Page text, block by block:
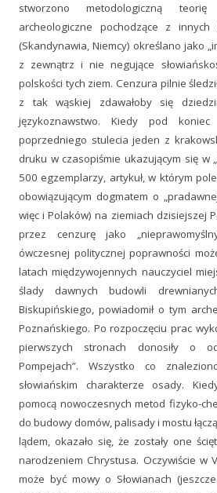
stworzono metodologiczną teorię
archeologiczne pochodzące z innych
(Skandynawia, Niemcy) określano jako
z zewnątrz i nie negujące
polskości tych ziem. Cenzura pilnie
z tak wąskiej zdawałoby się
językoznawstwo. Kiedy pod koniec
poprzedniego stulecia jeden z
druku w czasopiśmie ukazującym się w
500 egzemplarzy, artykuł, w którym
obowiązującym dogmatem o
więc i Polaków) na ziemiach dzisiejszej
przez cenzurę jako
ówczesnej politycznej poprawności
latach międzywojennych nauczyciel
ślady dawnych budowli
Biskupińskiego, powiadomił o tym
Poznańskiego. Po rozpoczęciu prac
pierwszych stronach donosiły o
Pompejach”. Wszystko co
słowiańskim charakterze osady.
pomocą nowoczesnych metod fizyko-
do budowy domów, palisady i mostu
lądem, okazało się, że zostały one
narodzeniem Chrystusa. Oczywiście w
może być mowy o Słowianach